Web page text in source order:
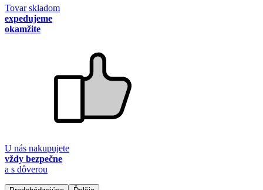
Tovar skladom
expedujeme
okamžite
U nás nakupujete
vždy bezpečne
a s dôverou